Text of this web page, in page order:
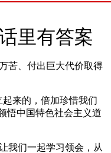
里有答案
苦、付出巨大代价取得
来的，倍加珍惜我们
悟中国特色社会主义道
我们一起学习领会，从